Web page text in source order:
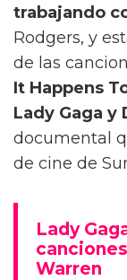
trabajando
Rodgers, y
de las
It Happens
Lady Gaga y
documental
de cine de
Lady
Warren